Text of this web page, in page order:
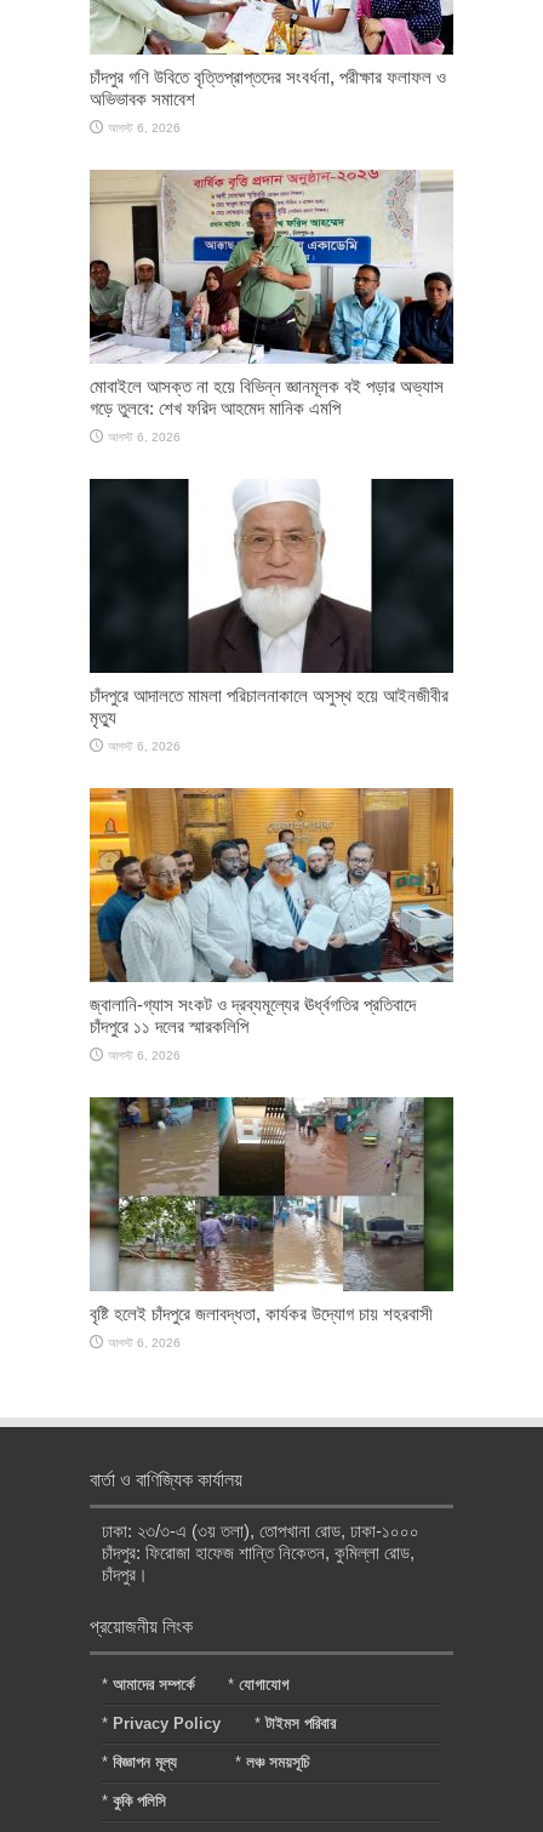
চাঁদপুর গণি উবিতে বৃত্তিপ্রাপ্তদের সংবর্ধনা, পরীক্ষার ফলাফল ও
অভিভাবক সমাবেশ
আগস্ট 6, 2026
মোবাইলে আসক্ত না হয়ে বিভিন্ন জ্ঞানমূলক বই পড়ার অভ্যাস
গড়ে তুলবে: শেখ ফরিদ আহমেদ মানিক এমপি
আগস্ট 6, 2026
চাঁদপুরে আদালতে মামলা পরিচালনাকালে অসুস্থ হয়ে আইনজীবীর
মৃত্যু
আগস্ট 6, 2026
জ্বালানি-গ্যাস সংকট ও দ্রব্যমূল্যের ঊর্ধ্বগতির প্রতিবাদে
চাঁদপুরে ১১ দলের স্মারকলিপি
আগস্ট 6, 2026
বৃষ্টি হলেই চাঁদপুরে জলাবদ্ধতা, কার্যকর উদ্যোগ চায় শহরবাসী
আগস্ট 6, 2026
বার্তা ও বাণিজ্যিক কার্যালয়
ঢাকা: ২৩/৩-এ (৩য় তলা), তোপখানা রোড, ঢাকা-১০০০
চাঁদপুর: ফিরোজা হাফেজ শান্তি নিকেতন, কুমিল্লা রোড,
চাঁদপুর।
প্রয়োজনীয় লিংক
* আমাদের সম্পর্কে * যোগাযোগ
* Privacy Policy *টাইমস পরিবার
* বিজ্ঞাপন মূল্য * লঞ্চ সময়সূচি
* কুকি পলিসি